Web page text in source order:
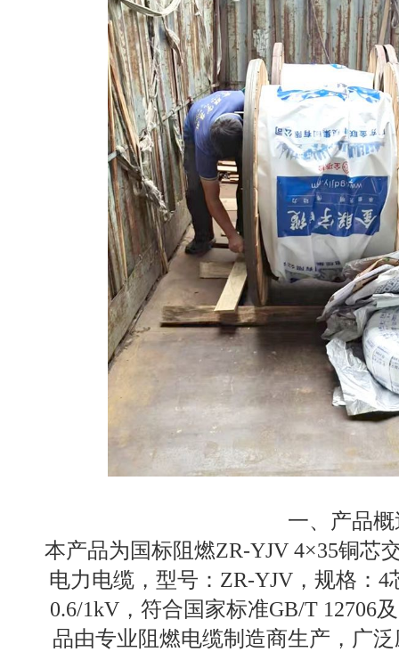
一、产品
本产品为国标阻燃ZR-YJV 4×35铜芯
电力电缆，型号：ZR-YJV，规格：4
0.6/1kV，符合国家标准GB/T 12706
品由专业阻燃电缆制造商生产，广